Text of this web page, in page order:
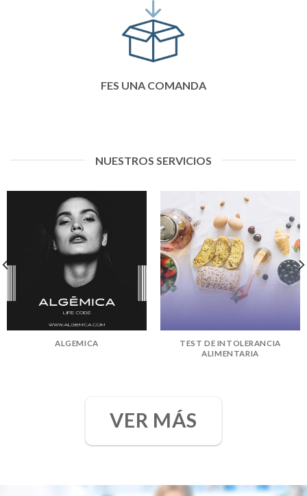
FES UNA COMANDA
NUESTROS SERVICIOS
ALGEMICA
TEST DE INTOLERANCIA
ALIMENTARIA
VER MÁS